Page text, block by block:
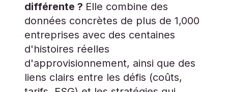
différente ? Elle combine des
données concrètes de plus de 1,000
entreprises avec des centaines
d'histoires réelles
d'approvisionnement, ainsi que des
liens clairs entre les défis (coûts,